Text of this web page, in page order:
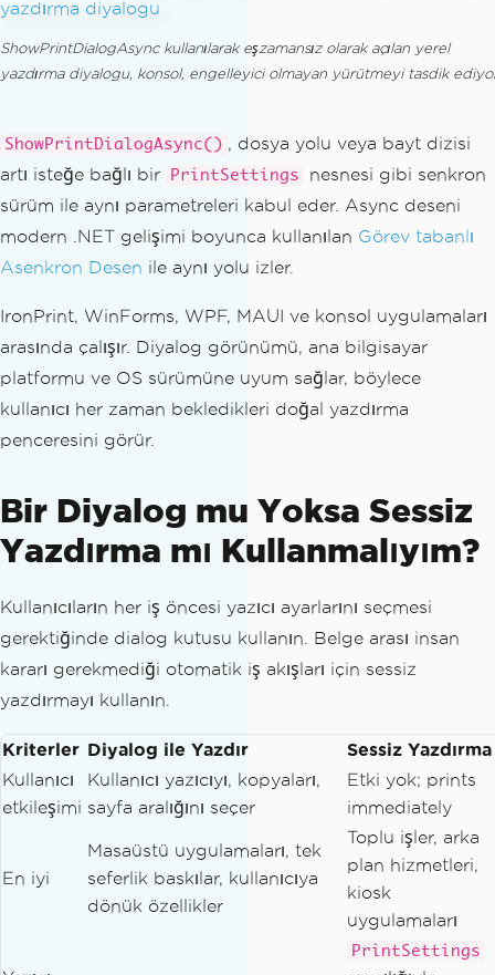
ShowPrintDialogAsync kullanılarak eşzamansız olarak açılan yerel
yazdırma diyalogu, konsol, engelleyici olmayan yürütmeyi tasdik
ShowPrintDialogAsync() , dosya yolu veya bayt dizisi
artı isteğe bağlı bir
PrintSettings
nesnesi gibi senkron
sürüm ile aynı parametreleri kabul eder. Async deseni
modern .NET gelişimi boyunca kullanılan Görev tabanlı
Asenkron Desen ile aynı yolu izler.
IronPrint, WinForms, WPF, MAUI ve konsol uygulamaları
arasında çalışır. Diyalog görünümü, ana bilgisayar
platformu ve OS sürümüne uyum sağlar, böylece
kullanıcı her zaman bekledikleri doğal yazdırma
penceresini görür.
Bir Diyalog mu Yoksa Sessiz
Yazdırma mı Kullanmalıyım?
Kullanıcıların her iş öncesi yazıcı ayarlarını seçmesi
gerektiğinde dialog kutusu kullanın. Belge arası insan
kararı gerekmediği otomatik iş akışları için sessiz
yazdırmayı kullanın.
Kriterler Diyalog ile Yazdır
Sessiz Yazdırma
Kullanıcı
etkileşimi
Kullanıcı yazıcıyı, kopyaları,
sayfa aralığını seçer
Etki yok; prints
immediately
En iyi
Masaüstü uygulamaları, tek
seferlik baskılar, kullanıcıya
dönük özellikler
Toplu işler, arka
plan hizmetleri,
kiosk
uygulamaları
PrintSettings